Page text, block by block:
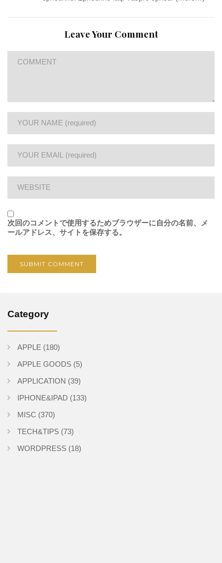
Leave Your Comment
次回のコメントで使用するためブラウザーに自分の名前、メ
ールアドレス、サイトを保存する。
Category
APPLE (180)
APPLE GOODS (5)
APPLICATION (39)
IPHONE&IPAD (133)
MISC (370)
TECH&TIPS (73)
WORDPRESS (18)